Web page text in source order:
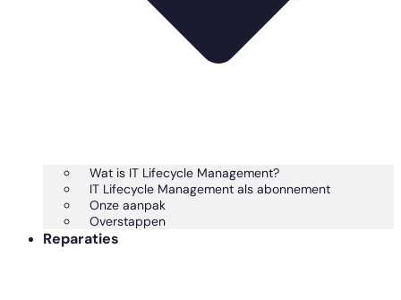
Wat is IT Lifecycle Management?
IT Lifecycle Management als abonnement
Onze aanpak
Overstappen
Reparaties